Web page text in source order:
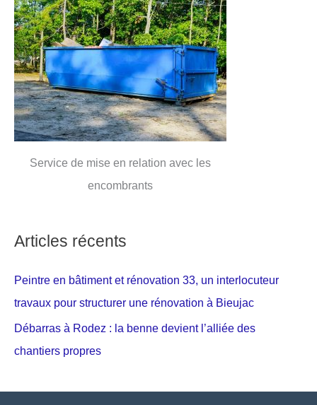
Service de mise en relation avec les
encombrants
Articles récents
Peintre en bâtiment et rénovation 33, un interlocuteur
travaux pour structurer une rénovation à Bieujac
Débarras à Rodez : la benne devient l’alliée des
chantiers propres